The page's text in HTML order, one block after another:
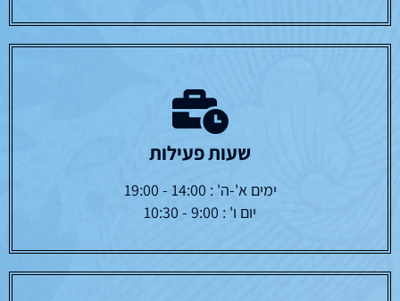
שעות פעילות
ימים א'-ה' : 14:00 - 19:00
יום ו' : 9:00 - 10:30